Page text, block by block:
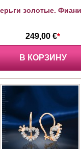
золотые.
249,00 €*
В КОРЗИНУ